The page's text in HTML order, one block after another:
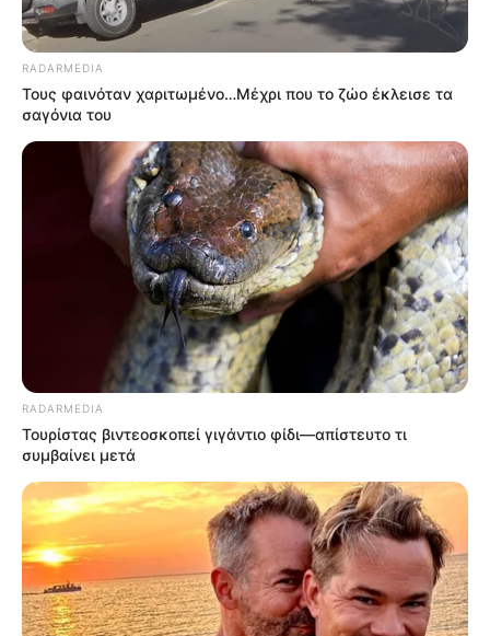
TAGS
ΓΥΝΑΙΚΑ
ΨΑΧΝΑ
RADARMEDIA
Τους φαινόταν χαριτωμένο…Μέχρι που το ζώο έκλεισε τα
σαγόνια του
RADARMEDIA
Τουρίστας βιντεοσκοπεί γιγάντιο φίδι—απίστευτο τι
συμβαίνει μετά